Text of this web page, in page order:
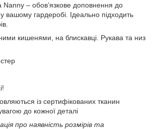
Nanny – обов’язкове доповнення до
вашому гардеробі. Ідеально підходить
кишенями, на блискавці. Рукава та низ
із сертифікованих тканин
до кожної деталі
про наявність розмірів та